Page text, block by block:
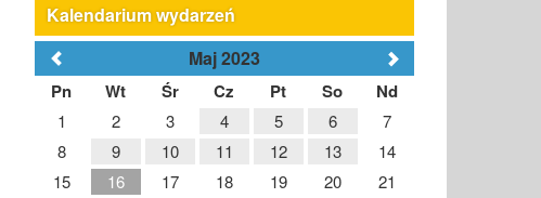
Kalendarium wydarzeń
Maj 2023
Pn Wt Śr Cz Pt So Nd
1 2 3 4 5 6
7
8
9 10 11 12 13
14
15
16 17 18 19 20
21